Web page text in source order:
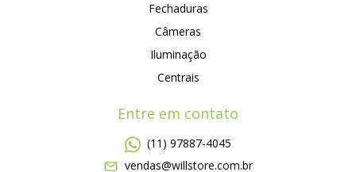
Fechaduras
Câmeras
Iluminação
Centrais
Entre em contato
(11) 97887-4045
vendas@willstore.com.br